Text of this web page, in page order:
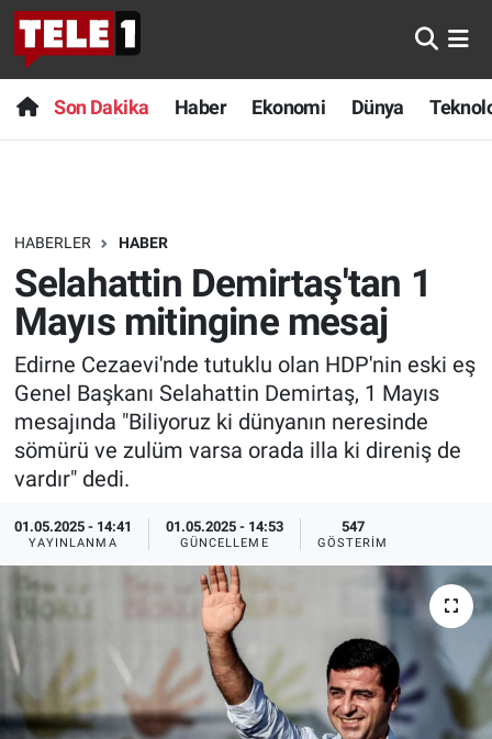
Son Dakika Haber Ekonomi Dünya
HABERLER HABER
Selahattin Demirtaş'tan 1
Mayıs mitingine mesaj
Edirne Cezaevi'nde tutuklu olan HDP'nin eski eş
Genel Başkanı Selahattin Demirtaş, 1 Mayıs
mesajında "Biliyoruz ki dünyanın neresinde
sömürü ve zulüm varsa orada illa ki direniş de
vardır" dedi.
01.05.2025 - 14:41
YAYINLANMA
01.05.2025 - 14:53
GÜNCELLEME
547
GÖSTERIM
Anında Manşet
Başka Sohbetler
Bilim turu
Bilim ve Teknoloji Evreni
Doğa Konuşuyor
Dünya
Ege Saati
Ege'den Esintiler
Eğitim
Eğlence
Ekonomi
Son Dakika
Haber
Dünya
Sağlık
Spor
Yayın Akışı
İletişim
Nöbetçi Eczaneler
Hava Durumu
Trafik Durumu
Süper Lig Puan Durumu ve Fikstür
Tüm Manşetler
Son Dakika Haberleri
Haber Arşivi